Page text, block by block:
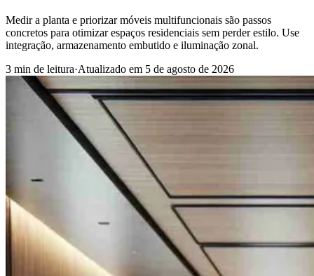
Medir a planta e priorizar móveis multifuncionais são passos
concretos para otimizar espaços residenciais sem perder estilo. Use
integração, armazenamento embutido e iluminação zonal.
3 min de leitura·Atualizado em 5 de agosto de 2026